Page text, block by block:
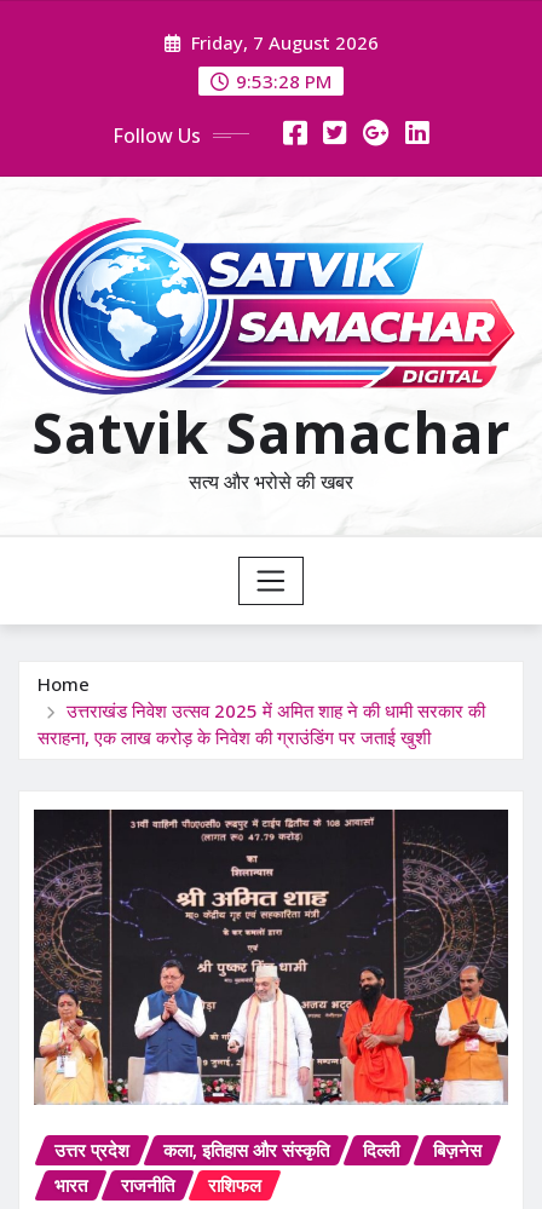
Friday, 7 August 2026
9:53:28 PM
Follow Us
Satvik Samachar
सत्य और भरोसे की खबर
Home
उत्तराखंड निवेश उत्सव 2025 में अमित शाह ने की धामी सरकार की
सराहना, एक लाख करोड़ के निवेश की ग्राउंडिंग पर जताई खुशी
उत्तर प्रदेश कला, इतिहास और संस्कृति दिल्ली
बिज़नेस
भारत
राजनीति राशिफल